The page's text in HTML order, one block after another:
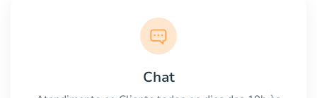
Chat